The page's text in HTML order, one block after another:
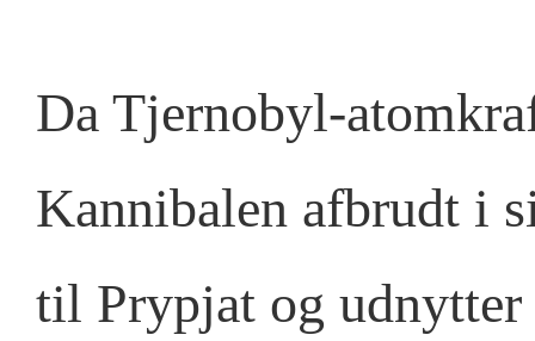
Da Tjernobyl-
Kannibalen afbrudt i
til Prypjat og